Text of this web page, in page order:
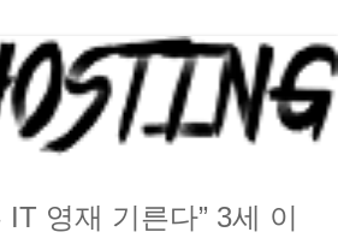
IT 영재 기른다” 3세 이